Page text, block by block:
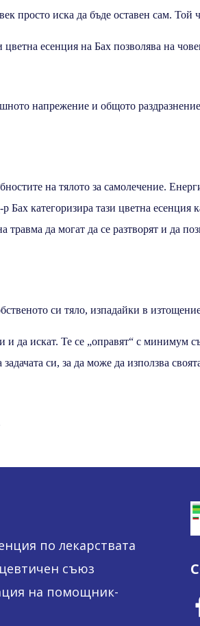
просто иска да бъде оставен сам. Той
есенция на Бах позволява на
напрежение и общото
на тялото за самолечение.
категоризира тази цветна
да могат да се разтворят и да
си тяло, изпадайки в
да искат. Те се „оправят“ с минимум
си, за да може да използва
по лекарствата
съюз
на помощник-